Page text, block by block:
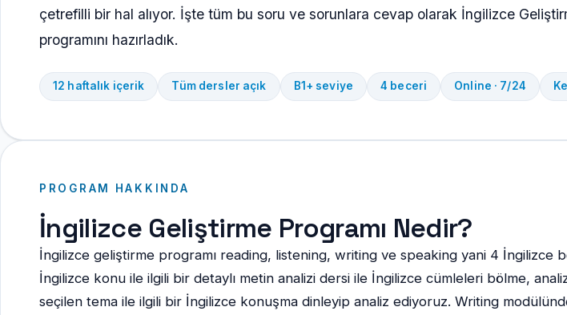
çetrefilli bir hal alıyor. İşte tüm bu soru ve sorunlara cevap olarak İngilizce
programını hazırladık.
12 haftalık içerik Tüm dersler açık B1+ seviye 4 beceri Online · 7/24
PROGRAM HAKKINDA
İngilizce Geliştirme Programı Nedir?
İngilizce geliştirme programı reading, listening, writing ve speaking yani 4
İngilizce konu ile ilgili bir detaylı metin analizi dersi ile İngilizce cümleleri bölme,
seçilen tema ile ilgili bir İngilizce konuşma dinleyip analiz ediyoruz. Writing